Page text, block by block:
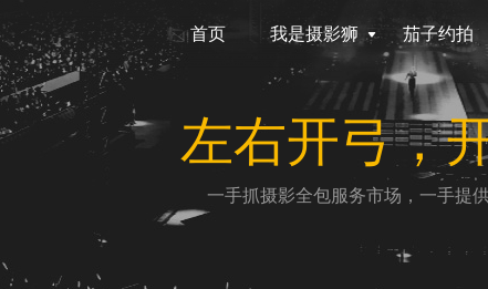
首页 我是摄影狮 茄子约拍
左右开弓，
一手抓摄影全包服务市场，一手提